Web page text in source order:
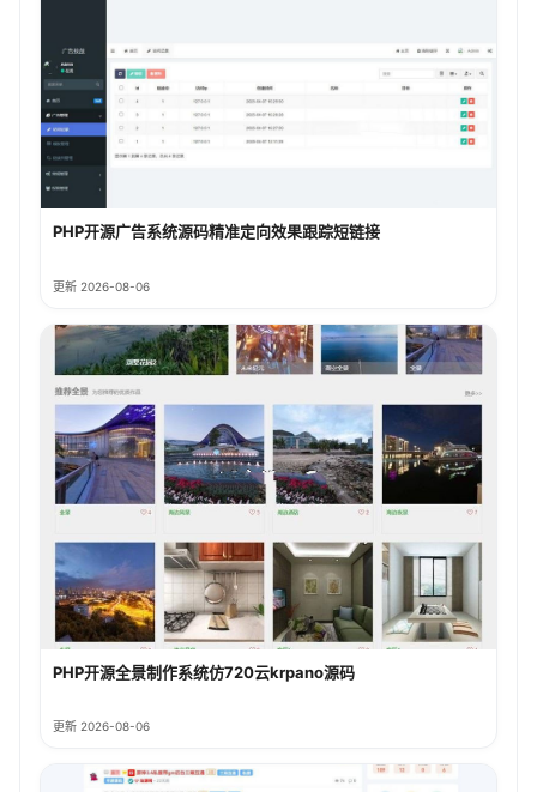
PHP开源广告系统源码精准定向效果跟踪短链接
更新 2026-08-06
PHP开源全景制作系统仿720云krpano源码
更新 2026-08-06